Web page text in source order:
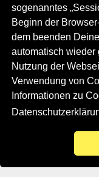
sogenanntes
Beginn der
dem beenden
automatisch wieder
Nutzung der
Verwendung von
Informationen zu
©2019 Sottrumer